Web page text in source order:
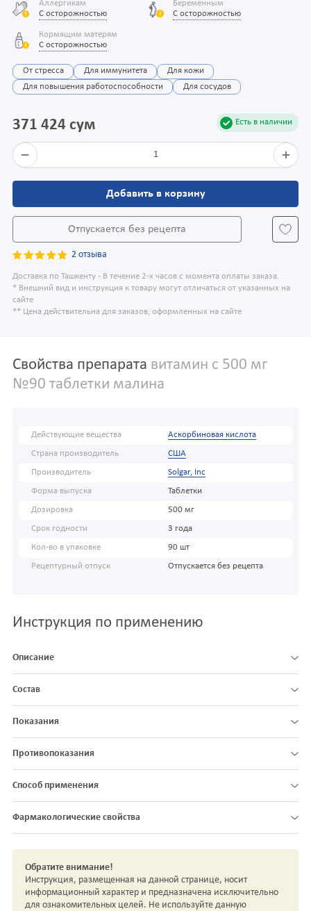
Аллергикам
С осторожностью
Беременным
С осторожностью
Кормящим матерям
С осторожностью
От стресса Для иммунитета
Для кожи
Для повышения работоспособности
Для сосудов
Есть в наличии
371 424 сум
1
Добавить в корзину
Отпускается без рецепта
2 отзыва
Доставка по Ташкенту - В течение 2-х часов с момента оплаты заказа.
* Внешний вид и инструкция к товару могут отличаться от указанных на
сайте
** Цена действительна для заказов, оформленных на сайте
Свойства препарата витамин с 500 мг
№90 таблетки малина
Действующие вещества Аскорбиновая кислота
Страна производитель США
Производитель Solgar, Inc
Форма выпуска Таблетки
Дозировка 500 мг
Срок годности 3 года
Кол-во в упаковке 90 шт
Рецептурный отпуск Отпускается без рецепта
Инструкция по применению
Описание
Состав
Показания
Противопоказания
Способ применения
Фармакологические свойства
Обратите внимание!
Инструкция, размещенная на данной странице, носит
информационный характер и предназначена исключительно
для ознакомительных целей. Не используйте данную